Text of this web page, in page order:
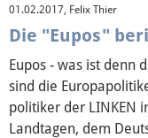
Politik
Transparenz
Über mich
01.02.2017, Felix Thier
Die "Eupos"
Eupos - was ist denn
sind die
politiker der LINKEN
Landtagen, dem